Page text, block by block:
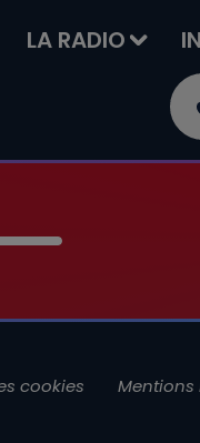
LA RADIO
cookies Mentions